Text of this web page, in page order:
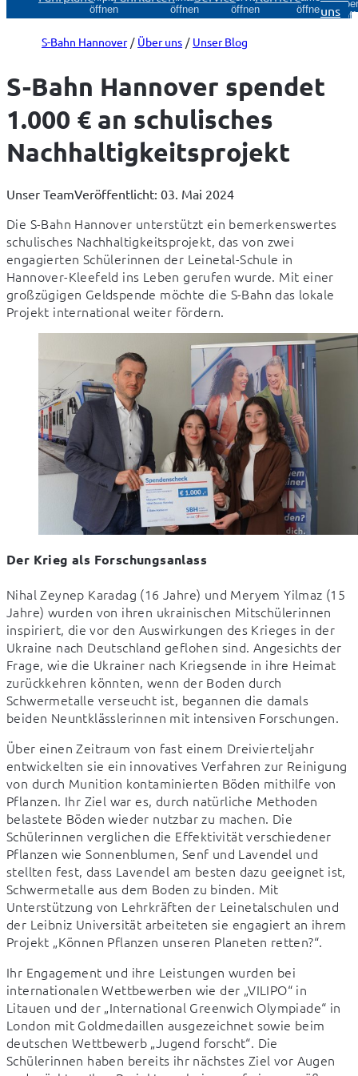
öffnen
öffnen
öffnen
öffnenuns
S-Bahn Hannover Über uns Unser Blog
S-Bahn Hannover spendet
1.000 € an schulisches
Nachhaltigkeitsprojekt
Unser TeamVeröffentlicht: 03. Mai 2024
Die S-Bahn Hannover unterstützt ein bemerkenswertes
schulisches Nachhaltigkeitsprojekt, das von zwei
engagierten Schülerinnen der Leinetal-Schule in
Hannover-Kleefeld ins Leben gerufen wurde. Mit einer
großzügigen Geldspende möchte die S-Bahn das lokale
Projekt international weiter fördern.
Der Krieg als Forschungsanlass
Nihal Zeynep Karadag (16 Jahre) und Meryem Yilmaz (15
Jahre) wurden von ihren ukrainischen Mitschülerinnen
inspiriert, die vor den Auswirkungen des Krieges in der
Ukraine nach Deutschland geflohen sind. Angesichts der
Frage, wie die Ukrainer nach Kriegsende in ihre Heimat
zurückkehren könnten, wenn der Boden durch
Schwermetalle verseucht ist, begannen die damals
beiden Neuntklässlerinnen mit intensiven Forschungen.
Über einen Zeitraum von fast einem Dreivierteljahr
entwickelten sie ein innovatives Verfahren zur Reinigung
von durch Munition kontaminierten Böden mithilfe von
Pflanzen. Ihr Ziel war es, durch natürliche Methoden
belastete Böden wieder nutzbar zu machen. Die
Schülerinnen verglichen die Effektivität verschiedener
Pflanzen wie Sonnenblumen, Senf und Lavendel und
stellten fest, dass Lavendel am besten dazu geeignet ist,
Schwermetalle aus dem Boden zu binden. Mit
Unterstützung von Lehrkräften der Leinetalschulen und
der Leibniz Universität arbeiteten sie engagiert an ihrem
Projekt „Können Pflanzen unseren Planeten retten?“.
Ihr Engagement und ihre Leistungen wurden bei
internationalen Wettbewerben wie der „VILIPO“ in
Litauen und der „International Greenwich Olympiade“ in
London mit Goldmedaillen ausgezeichnet sowie beim
deutschen Wettbewerb „Jugend forscht“. Die
Schülerinnen haben bereits ihr nächstes Ziel vor Augen